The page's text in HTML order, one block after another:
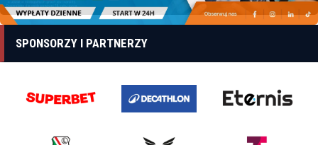
SPONSORZY I PARTNERZY